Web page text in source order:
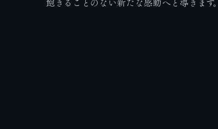
飽きることのない新たな感動へと導きます。